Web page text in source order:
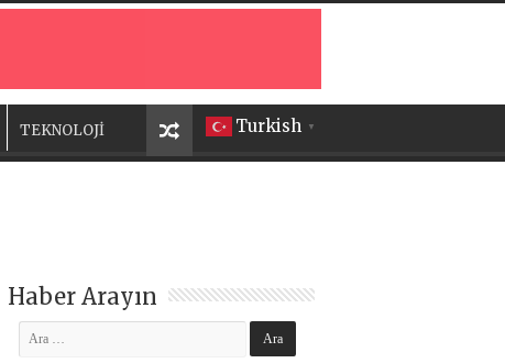
Turkish ▼
TEKNOLOJİ
Haber Arayın